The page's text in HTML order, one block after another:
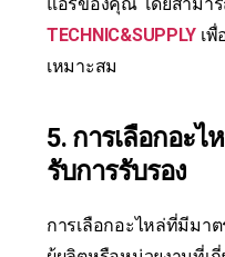
TECHNIC&SUPPLY เ
เหมาะสม
5. การเลือกอะ
รับการรับรอง
การเลือกอะไหล่ที่มีมา